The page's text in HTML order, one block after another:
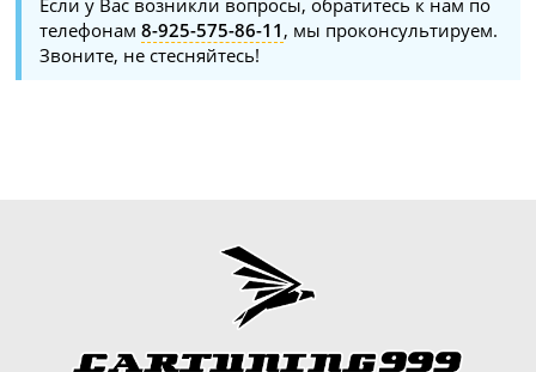
телефонам8-925-575-86-11 , мы проконсультируем.
Звоните, не стесняйтесь!